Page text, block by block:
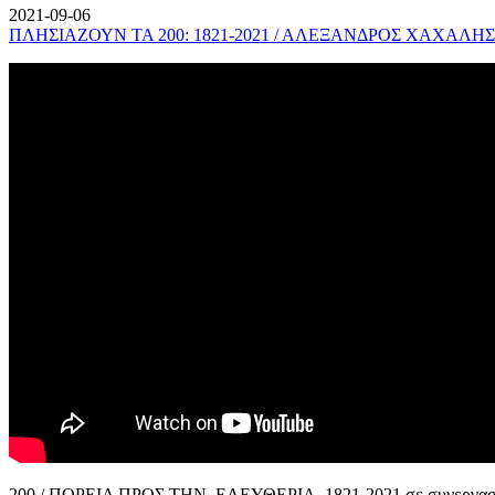
2021-09-06
ΠΛΗΣΙΑΖΟΥΝ ΤΑ 200: 1821-2021 / ΑΛΕΞΑΝΔΡΟΣ ΧΑΧΑΛΗΣ